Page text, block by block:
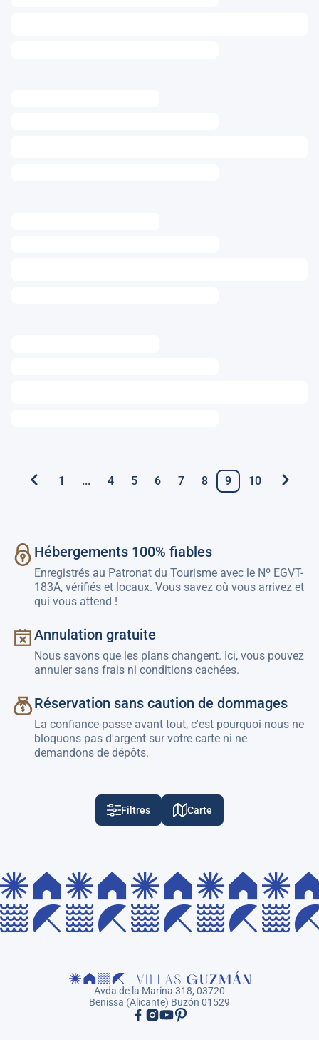
1 ... 4 5 6 7 8 9 10
Hébergements 100% fiables
Enregistrés au Patronat du Tourisme avec le Nº EGVT-
183A, vérifiés et locaux. Vous savez où vous arrivez et
qui vous attend !
Annulation gratuite
Nous savons que les plans changent. Ici, vous pouvez
annuler sans frais ni conditions cachées.
Réservation sans caution de dommages
La confiance passe avant tout, c'est pourquoi nous ne
bloquons pas d'argent sur votre carte ni ne
demandons de dépôts.
Filtres Carte
Avda de la Marina 318, 03720
Benissa (Alicante) Buzón 01529